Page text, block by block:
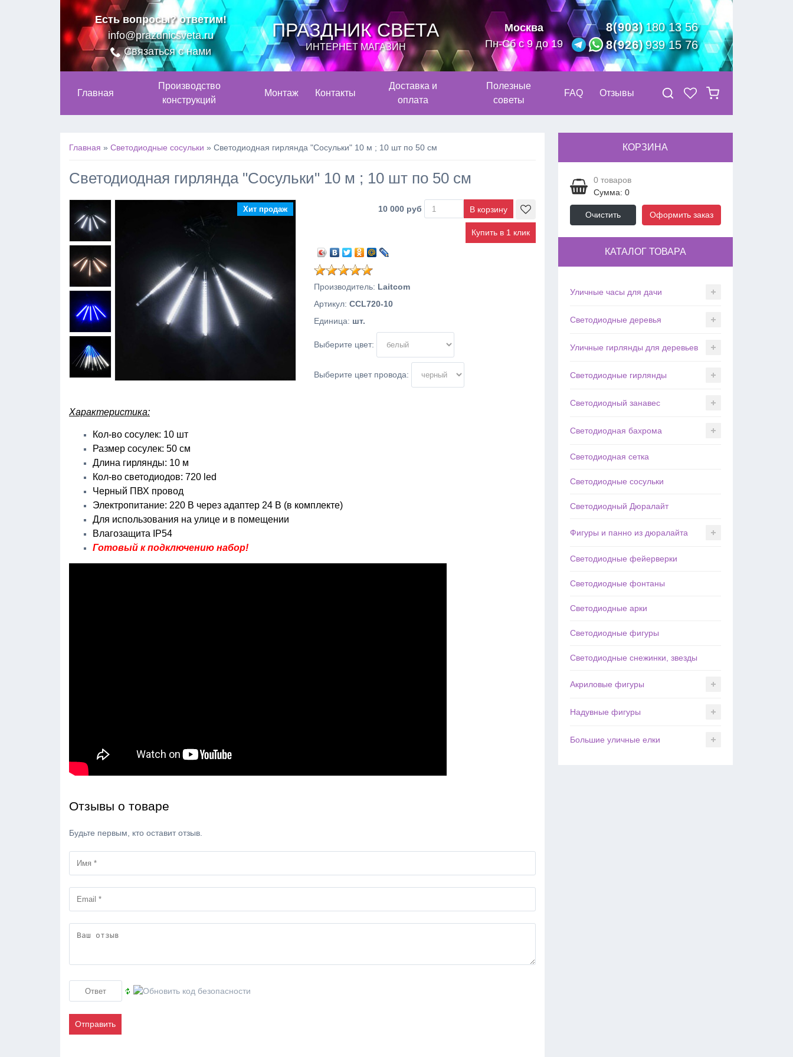
Есть вопросы? ответим!
info@prazdnicsveta.ru
Связаться с нами
ПРАЗДНИК СВЕТА
ИНТЕРНЕТ МАГАЗИН
Москва
Пн-Сб с 9 до 19
8(903)180 13 56
8(926)939 15 76
Главная
Производство
конструкций
Монтаж Контакты
Доставка и
оплата
Полезные
советы
FAQ Отзывы
Главная » Светодиодные сосульки » Светодиодная гирлянда "Сосульки" 10 м ; 10 шт по 50 см
Светодиодная гирлянда "Сосульки" 10 м ; 10 шт по 50 см
Хит продаж 10 000 руб
Купить в 1 клик
Производитель: Laitcom
Артикул: CCL720-10
Единица: шт.
Выберите цвет:
Выберите цвет провода:
Характеристика:
Кол-во сосулек: 10 шт
Размер сосулек: 50 см
Длина гирлянды: 10 м
Кол-во светодиодов: 720 led
Черный ПВХ провод
Электропитание: 220 В через адаптер 24 В (в комплекте)
Для использования на улице и в помещении
Влагозащита IP54
Готовый к подключению набор!
Отзывы о товаре
Будьте первым, кто оставит отзыв.
Отправить
КОРЗИНА
0товаров
Сумма: 0
Очистить Оформить заказ
КАТАЛОГ ТОВАРА
Уличные часы для дачи
Светодиодные деревья
Уличные гирлянды для деревьев
Светодиодные гирлянды
Светодиодный занавес
Светодиодная бахрома
Светодиодная сетка
Светодиодные сосульки
Светодиодный Дюралайт
Фигуры и панно из дюралайта
Светодиодные фейерверки
Светодиодные фонтаны
Светодиодные арки
Светодиодные фигуры
Светодиодные снежинки, звезды
Акриловые фигуры
Надувные фигуры
Большие уличные елки